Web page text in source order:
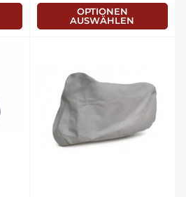
OPTIONEN
AUSWÄHLEN